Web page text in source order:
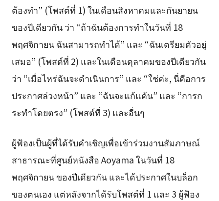
ต้องทำ” (โพสต์ที่ 1) ในเดือนสิงหาคมและกันยายน
ของปีเดียวกัน ว่า “ถ้าฉันต้องการทำในวันที่ 18
พฤศจิกายน ฉันสามารถทำได้” และ “ฉันเตรียมตัวอยู่
เสมอ” (โพสต์ที่ 2) และในเดือนตุลาคมของปีเดียวกัน
ว่า “เมื่อไหร่ฉันจะดำเนินการ” และ “ใช่ค่ะ, นี่คือการ
ประกาศล่วงหน้า” และ “ฉันจะแก้แค้น” และ “การก
ระทำโดยตรง” (โพสต์ที่ 3) และอื่นๆ
ผู้ฟ้องเป็นผู้ที่ได้รับคำเชิญเพื่อเข้าร่วมงานสัมภาษณ์
สาธารณะที่ศูนย์หนังสือ Aoyama ในวันที่ 18
พฤศจิกายน ของปีเดียวกัน และได้ประกาศในบล็อก
ของตนเอง แต่หลังจากได้รับโพสต์ที่ 1 และ 3 ผู้ฟ้อง